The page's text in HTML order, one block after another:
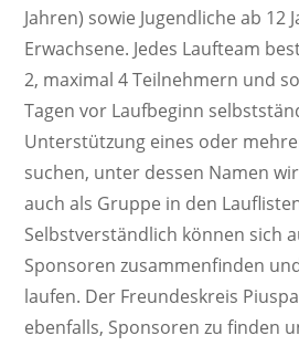
Jahren) sowie Jugendliche ab 12
Erwachsene. Jedes Laufteam
2, maximal 4 Teilnehmern und
Tagen vor Laufbeginn
Unterstützung eines oder
suchen, unter dessen Namen
auch als Gruppe in den
Selbstverständlich können sich
Sponsoren zusammenfinden
laufen. Der Freundeskreis
ebenfalls, Sponsoren zu finden